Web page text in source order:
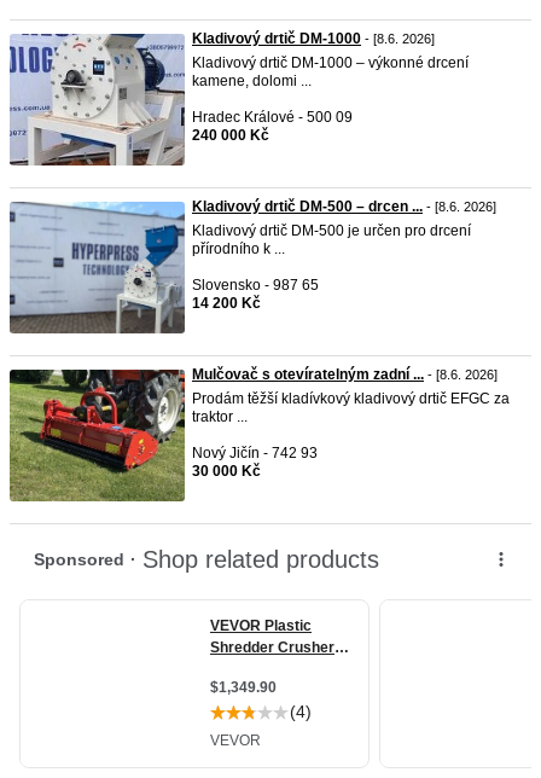
Kladivový drtič DM-1000 - [8.6. 2026]
Kladivový drtič DM-1000 – výkonné drcení
kamene, dolomi ...
Hradec Králové - 500 09
240 000 Kč
Kladivový drtič DM-500 – drcen ... - [8.6. 2026]
Kladivový drtič DM-500 je určen pro drcení
přírodního k ...
Slovensko - 987 65
14 200 Kč
Mulčovač s otevíratelným zadní ... - [8.6. 2026]
Prodám těžší kladívkový kladivový drtič EFGC za
traktor ...
Nový Jičín - 742 93
30 000 Kč